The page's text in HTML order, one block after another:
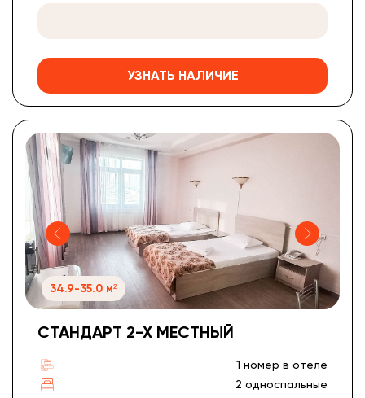
УЗНАТЬ НАЛИЧИЕ
34.9-35.0 м²
СТАНДАРТ 2-Х МЕСТНЫЙ
1 номер в отеле
2 односпальные